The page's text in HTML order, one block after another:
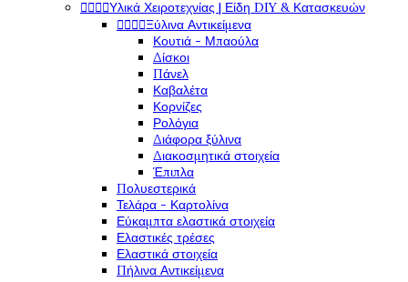
Υλικά Χειροτεχνίας | Είδη DIY & Κατασκευών
Ξύλινα Αντικείμενα
Κουτιά - Μπαούλα
Δίσκοι
Πάνελ
Καβαλέτα
Κορνίζες
Ρολόγια
Διάφορα ξύλινα
Διακοσμητικά στοιχεία
Έπιπλα
Πολυεστερικά
Τελάρα - Καρτολίνα
Εύκαμπτα ελαστικά στοιχεία
Ελαστικές τρέσες
Ελαστικά στοιχεία
Πήλινα Αντικείμενα